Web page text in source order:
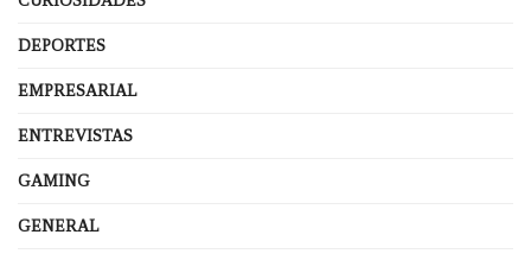
DEPORTES
EMPRESARIAL
ENTREVISTAS
GAMING
GENERAL